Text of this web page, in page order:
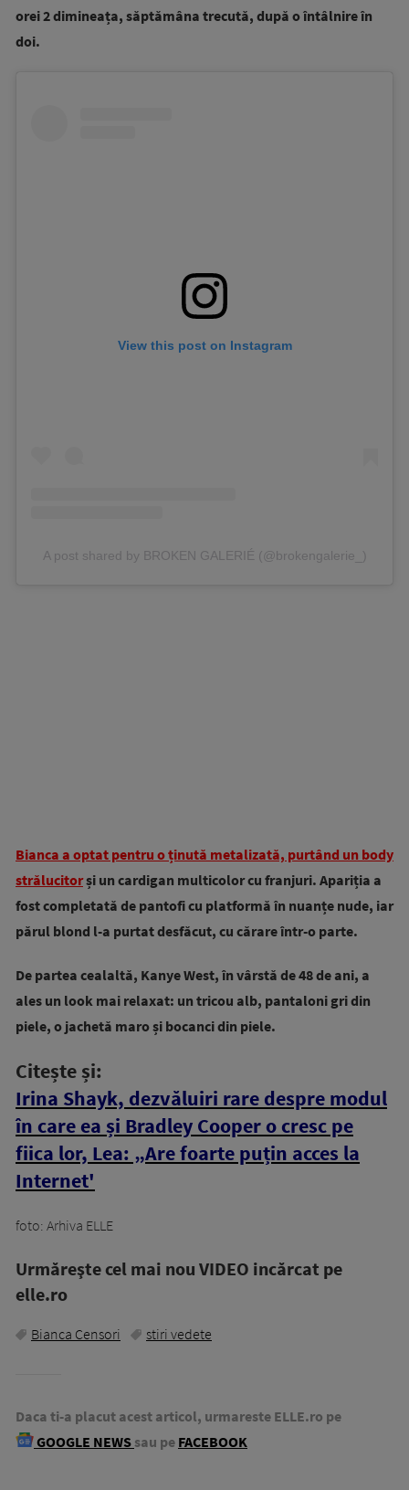
orei 2 dimineața, săptămâna trecută, după o întâlnire în
doi.
View this post on Instagram
A post shared by BROKEN GALERIÉ (@brokengalerie_)
Bianca a optat pentru o ținută metalizată, purtând un body
strălucitorși un cardigan multicolor cu franjuri. Apariția a
fost completată de pantofi cu platformă în nuanțe nude, iar
părul blond l-a purtat desfăcut, cu cărare într-o parte.
De partea cealaltă, Kanye West, în vârstă de 48 de ani, a
ales un look mai relaxat: un tricou alb, pantaloni gri din
piele, o jachetă maro și bocanci din piele.
Citește și:
Irina Shayk, dezvăluiri rare despre modul
în care ea și Bradley Cooper o cresc pe
fiica lor, Lea: „Are foarte puțin acces la
Internet'
foto: Arhiva ELLE
Urmăreşte cel mai nou VIDEO incărcat pe
elle.ro
Bianca Censori stiri vedete
Daca ti-a placut acest articol, urmareste ELLE.ro pe
GOOGLE NEWS sau pe FACEBOOK